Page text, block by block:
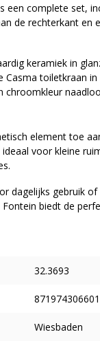
een complete set,
de rechterkant en
keramiek in
Casma toiletkraan
element toe
voor kleine
dagelijks gebruik
biedt de
32.3693
Wiesbaden